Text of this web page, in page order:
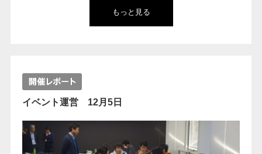
もっと見る
イベント運営 12月5日